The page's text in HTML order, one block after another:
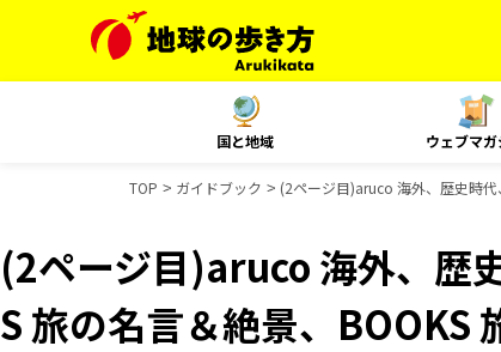
国と地域 ウェブマ
TOP ガイドブック (2ページ目)aruco 海外、歴史時
(2ページ目)aruco 海外、歴
S 旅の名言＆絶景、BOOKS